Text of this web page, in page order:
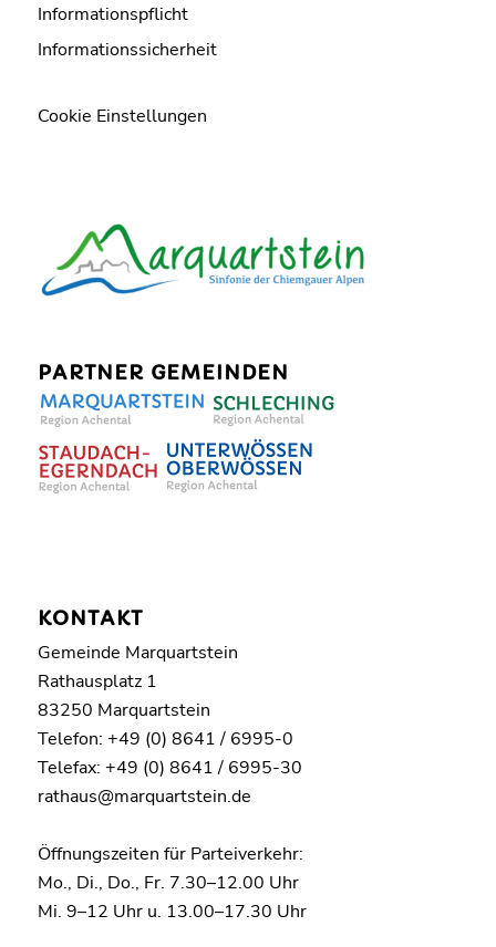
Informationspflicht
Informationssicherheit
Cookie Einstellungen
PARTNER GEMEINDEN
KONTAKT
Gemeinde Marquartstein
Rathausplatz 1
83250 Marquartstein
Telefon: +49 (0) 8641 / 6995-0
Telefax: +49 (0) 8641 / 6995-30
rathaus@marquartstein.de
Öffnungszeiten für Parteiverkehr:
Mo., Di., Do., Fr. 7.30–12.00 Uhr
Mi. 9–12 Uhr u. 13.00–17.30 Uhr